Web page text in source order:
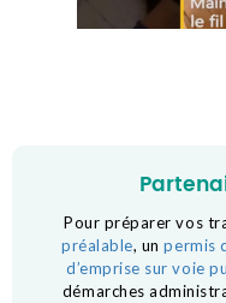
Pour préparer vos
préalable, unpermis
d’emprise sur voie
démarches